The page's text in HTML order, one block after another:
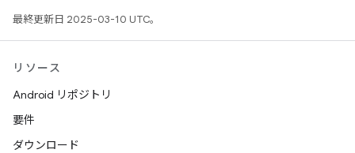
最終更新日 2025-03-10 UTC。
リソース
Android リポジトリ
要件
ダウンロード